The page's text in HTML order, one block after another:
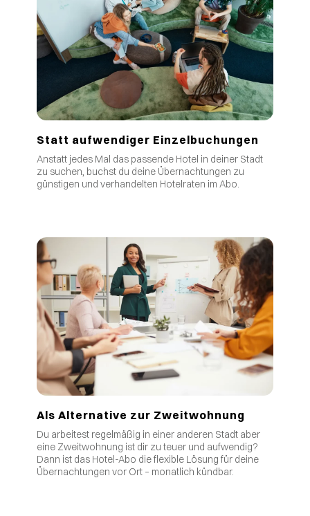
Statt aufwendiger Einzelbuchungen
Anstatt jedes Mal das passende Hotel in deiner Stadt
zu suchen, buchst du deine Übernachtungen zu
günstigen und verhandelten Hotelraten im Abo.
Als Alternative zur Zweitwohnung
Du arbeitest regelmäßig in einer anderen Stadt aber
eine Zweitwohnung ist dir zu teuer und aufwendig?
Dann ist das Hotel-Abo die flexible Lösung für deine
Übernachtungen vor Ort – monatlich kündbar.